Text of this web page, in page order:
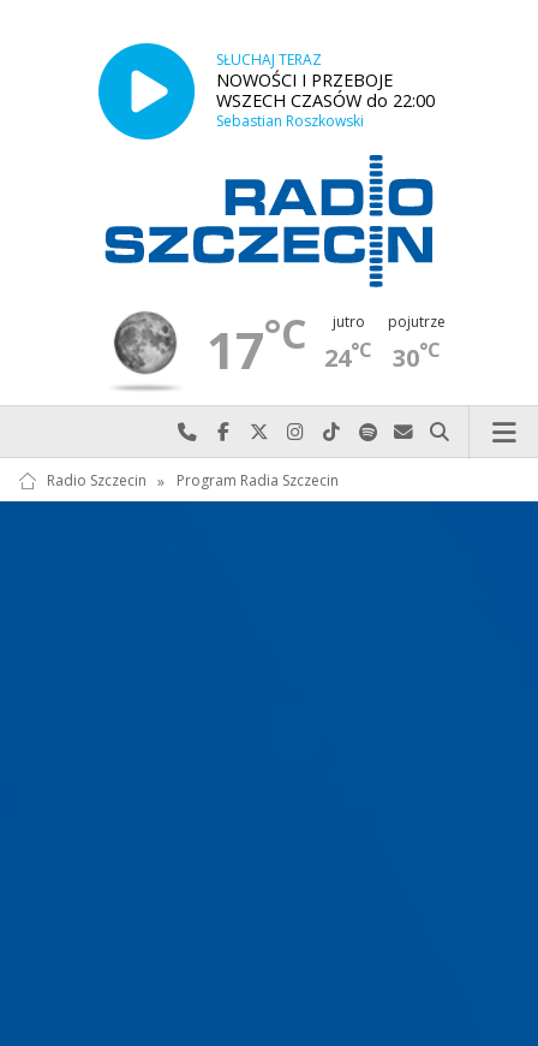
SŁUCHAJ TERAZ
NOWOŚCI I PRZEBOJE
WSZECH CZASÓW do 22:00
Sebastian Roszkowski
17°C jutro
24°C
pojutrze
30°C
Najlepiej po prostu do nas zadzwoń
Odwiedź nas na Facebook-u
Odwiedź nas na X
Odwiedź nas na Instagram-ie
Odwiedź nas na TikTok-u
Szukaj nas na Spotify
Wyślij do nas
Szukaj
Radio Szczecin » Program Radia Szczecin